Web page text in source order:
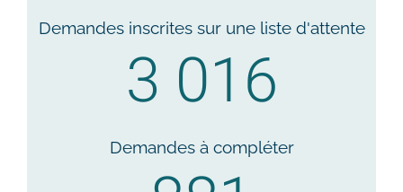
Demandes inscrites sur une liste d'attente
3 016
Demandes à compléter